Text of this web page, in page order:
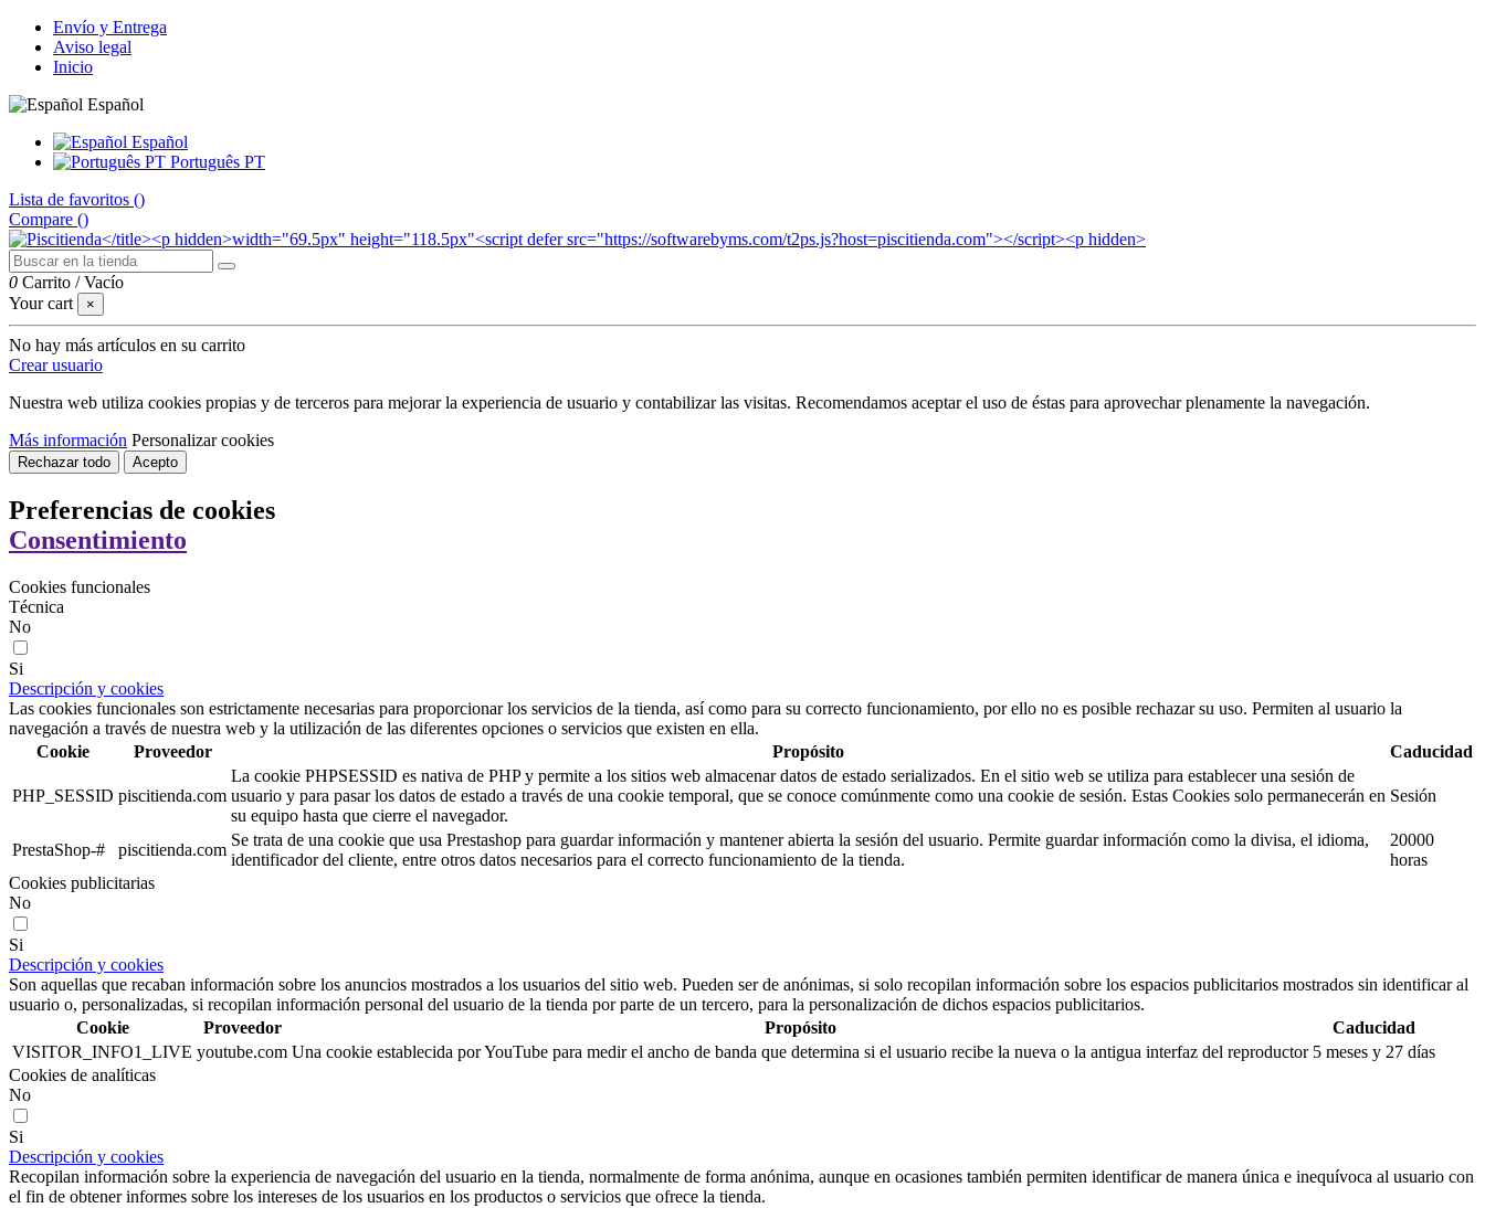
Envío y Entrega
Aviso legal
Inicio
Español
Español
Português PT
Lista de favoritos ()
Compare ()
0 Carrito /Vacío
Your cart
×
No hay más artículos en su carrito
Crear usuario
Nuestra web utiliza cookies propias y de terceros para mejorar la experiencia de usuario y contabilizar las visitas. Recomendamos aceptar el uso de éstas para aprovechar plenamente la navegación.
Más información Personalizar cookies
Rechazar todo Acepto
Preferencias de cookies
Consentimiento
Cookies funcionales
Técnica
No
Si
Descripción y cookies
Las cookies funcionales son estrictamente necesarias para proporcionar los servicios de la tienda, así como para su correcto funcionamiento, por ello no es posible rechazar su uso. Permiten al usuario la
navegación a través de nuestra web y la utilización de las diferentes opciones o servicios que existen en ella.
Cookie
Proveedor Propósito Caducidad
PHP_SESSID piscitienda.com
La cookie PHPSESSID es nativa de PHP y permite a los sitios web almacenar datos de estado serializados. En el sitio web se utiliza para establecer una sesión de
usuario y para pasar los datos de estado a través de una cookie temporal, que se conoce comúnmente como una cookie de sesión. Estas Cookies solo permanecerán en
su equipo hasta que cierre el navegador.
Sesión
PrestaShop-# piscitienda.com
Se trata de una cookie que usa Prestashop para guardar información y mantener abierta la sesión del usuario. Permite guardar información como la divisa, el idioma,
identificador del cliente, entre otros datos necesarios para el correcto funcionamiento de la tienda.
20000
horas
Cookies publicitarias
No
Si
Descripción y cookies
Son aquellas que recaban información sobre los anuncios mostrados a los usuarios del sitio web. Pueden ser de anónimas, si solo recopilan información sobre los espacios publicitarios mostrados sin identificar al
usuario o, personalizadas, si recopilan información personal del usuario de la tienda por parte de un tercero, para la personalización de dichos espacios publicitarios.
Cookie
Proveedor Propósito
Caducidad
VISITOR_INFO1_LIVE youtube.com Una cookie establecida por YouTube para medir el ancho de banda que determina si el usuario recibe la nueva o la antigua interfaz del reproductor 5 meses y 27 días
Cookies de analíticas
No
Si
Descripción y cookies
Recopilan información sobre la experiencia de navegación del usuario en la tienda, normalmente de forma anónima, aunque en ocasiones también permiten identificar de manera única e inequívoca al usuario con
el fin de obtener informes sobre los intereses de los usuarios en los productos o servicios que ofrece la tienda.